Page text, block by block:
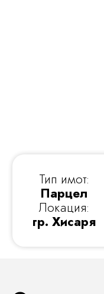
Тип имот:
Парцел
Локация:
гр. Хисаря